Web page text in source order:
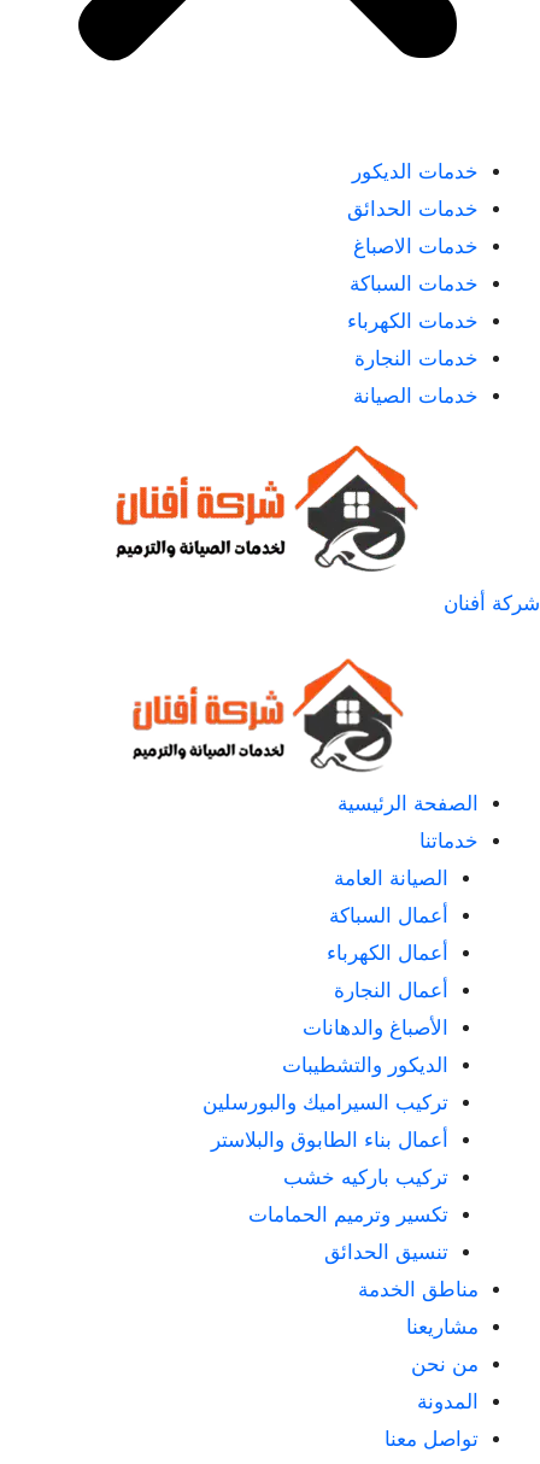
خدمات الديكور
خدمات الحدائق
خدمات الاصباغ
خدمات السباكة
خدمات الكهرباء
خدمات النجارة
خدمات الصيانة
شركة أفنان
الصفحة الرئيسية
خدماتنا
الصيانة العامة
أعمال السباكة
أعمال الكهرباء
أعمال النجارة
الأصباغ والدهانات
الديكور والتشطيبات
تركيب السيراميك والبورسلين
أعمال بناء الطابوق والبلاستر
تركيب باركيه خشب
تكسير وترميم الحمامات
تنسيق الحدائق
مناطق الخدمة
مشاريعنا
من نحن
المدونة
تواصل معنا